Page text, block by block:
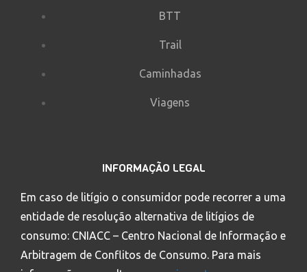
BTT
Trail
Caminhadas
Viagens
INFORMAÇÃO LEGAL
Em caso de litígio o consumidor pode recorrer a uma
entidade de resolução alternativa de litígios de
consumo: CNIACC – Centro Nacional de Informação e
Arbitragem de Conflitos de Consumo. Para mais